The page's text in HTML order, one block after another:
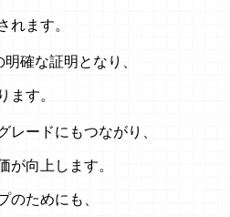
れます。
確な証明となり、
ます。
レードにもつながり、
が向上します。
のためにも、